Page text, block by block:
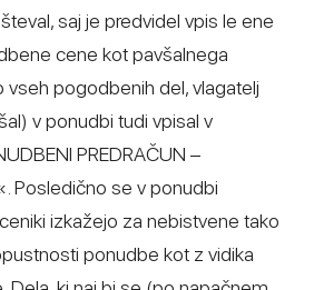
saj je predvidel vpis le ene
cene kot pavšalnega
vseh pogodbenih del, vlagatelj
v ponudbi tudi vpisal v
PREDRAČUN –
Posledično se v ponudbi
izkažejo za nebistvene tako
ponudbe kot z vidika